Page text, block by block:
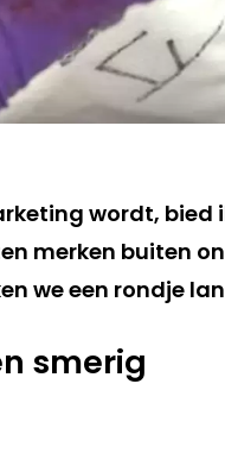
wordt, bied
merken buiten
we een rondje
smerig